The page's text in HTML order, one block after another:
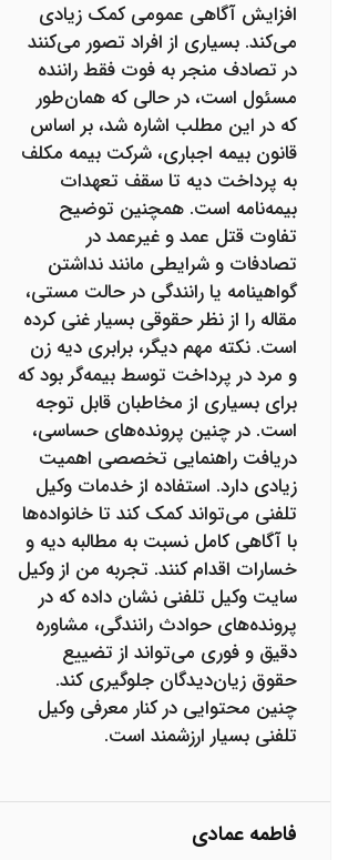
افزایش آگاهی عمومی کمک زیادی
می‌کند. بسیاری از افراد تصور می‌کنند
در تصادف منجر به فوت فقط راننده
مسئول است، در حالی که همان‌طور
که در این مطلب اشاره شد، بر اساس
قانون بیمه اجباری، شرکت بیمه مکلف
به پرداخت دیه تا سقف تعهدات
بیمه‌نامه است. همچنین توضیح
تفاوت قتل عمد و غیرعمد در
تصادفات و شرایطی مانند نداشتن
گواهینامه یا رانندگی در حالت مستی،
مقاله را از نظر حقوقی بسیار غنی کرده
است. نکته مهم دیگر، برابری دیه زن
و مرد در پرداخت توسط بیمه‌گر بود که
برای بسیاری از مخاطبان قابل توجه
است. در چنین پرونده‌های حساسی،
دریافت راهنمایی تخصصی اهمیت
زیادی دارد. استفاده از خدمات وکیل
تلفنی می‌تواند کمک کند تا خانواده‌ها
با آگاهی کامل نسبت به مطالبه دیه و
خسارات اقدام کنند. تجربه من از وکیل
سایت وکیل تلفنی نشان داده که در
پرونده‌های حوادث رانندگی، مشاوره
دقیق و فوری می‌تواند از تضییع
حقوق زیان‌دیدگان جلوگیری کند.
چنین محتوایی در کنار معرفی وکیل
تلفنی بسیار ارزشمند است.
فاطمه عمادی